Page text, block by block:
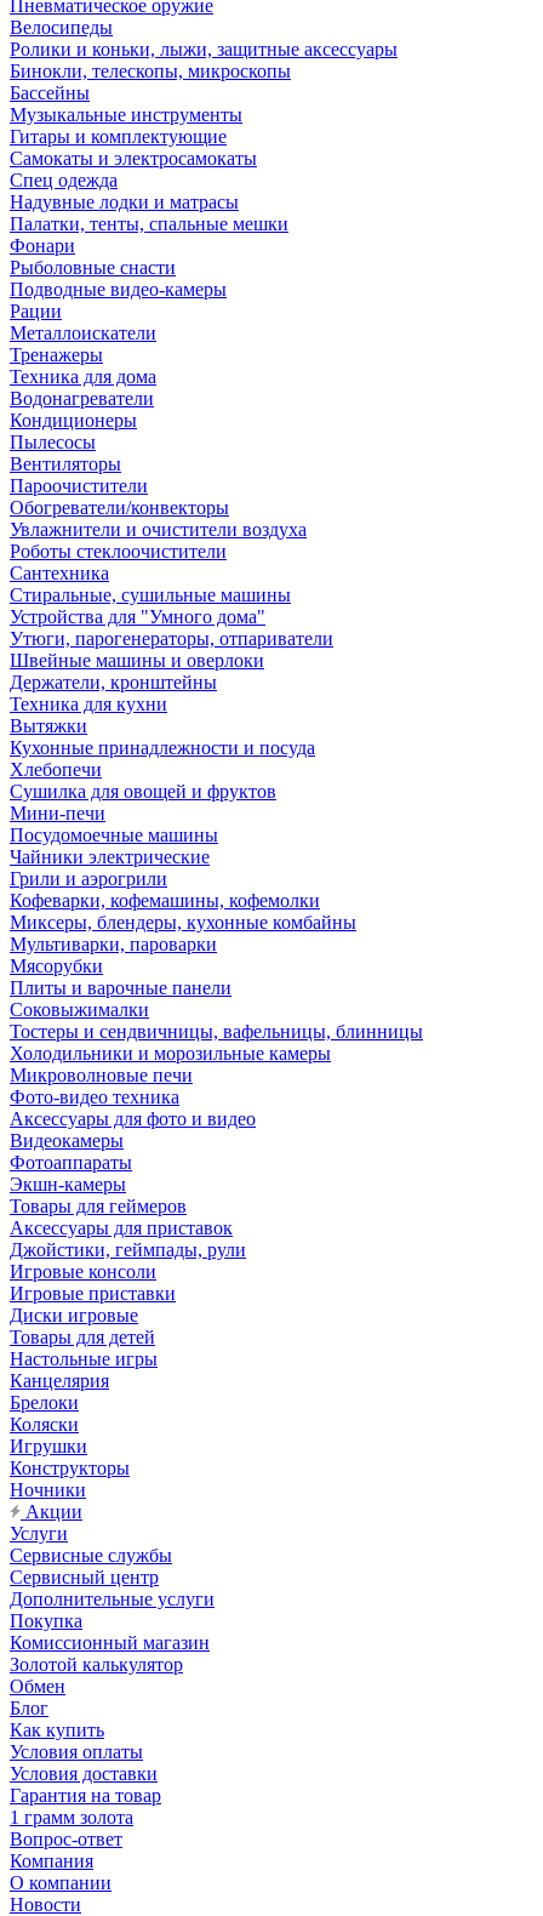
Пневматическое оружие
Велосипеды
Ролики и коньки, лыжи, защитные аксессуары
Бинокли, телескопы, микроскопы
Бассейны
Музыкальные инструменты
Гитары и комплектующие
Самокаты и электросамокаты
Спец одежда
Надувные лодки и матрасы
Палатки, тенты, спальные мешки
Фонари
Рыболовные снасти
Подводные видео-камеры
Рации
Металлоискатели
Тренажеры
Техника для дома
Водонагреватели
Кондиционеры
Пылесосы
Вентиляторы
Пароочистители
Обогреватели/конвекторы
Увлажнители и очистители воздуха
Роботы стеклоочистители
Сантехника
Стиральные, сушильные машины
Устройства для "Умного дома"
Утюги, парогенераторы, отпариватели
Швейные машины и оверлоки
Держатели, кронштейны
Техника для кухни
Вытяжки
Кухонные принадлежности и посуда
Хлебопечи
Сушилка для овощей и фруктов
Мини-печи
Посудомоечные машины
Чайники электрические
Грили и аэрогрили
Кофеварки, кофемашины, кофемолки
Миксеры, блендеры, кухонные комбайны
Мультиварки, пароварки
Мясорубки
Плиты и варочные панели
Соковыжималки
Тостеры и сендвичницы, вафельницы, блинницы
Холодильники и морозильные камеры
Микроволновые печи
Фото-видео техника
Аксессуары для фото и видео
Видеокамеры
Фотоаппараты
Экшн-камеры
Товары для геймеров
Аксессуары для приставок
Джойстики, геймпады, рули
Игровые консоли
Игровые приставки
Диски игровые
Товары для детей
Настольные игры
Канцелярия
Брелоки
Коляски
Игрушки
Конструкторы
Ночники
Акции
Услуги
Сервисные службы
Сервисный центр
Дополнительные услуги
Покупка
Комиссионный магазин
Золотой калькулятор
Обмен
Блог
Как купить
Условия оплаты
Условия доставки
Гарантия на товар
1 грамм золота
Вопрос-ответ
Компания
О компании
Новости